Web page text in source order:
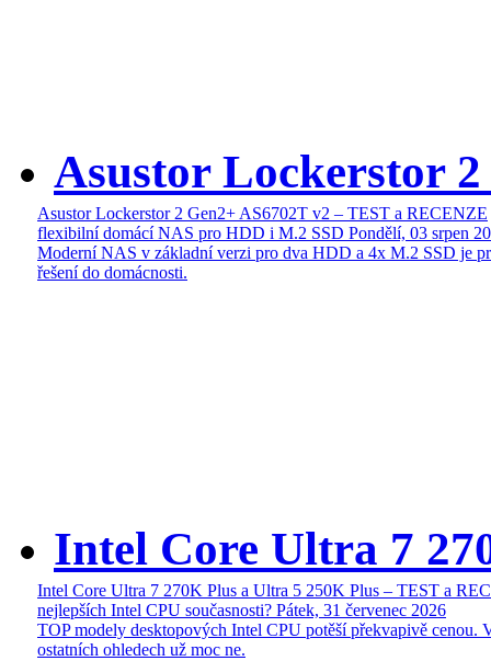
Asustor Lockerstor
Asustor Lockerstor 2 Gen2+ AS6702T v2 – TEST a RECENZE
flexibilní domácí NAS pro HDD i M.2 SSD Pondělí, 03 srpen
Moderní NAS v základní verzi pro dva HDD a 4x M.2 SSD je
řešení do domácnosti.
Intel Core Ultra 7
Intel Core Ultra 7 270K Plus a Ultra 5 250K Plus – TEST a
nejlepších Intel CPU současnosti? Pátek, 31 červenec 2026
TOP modely desktopových Intel CPU potěší překvapivě cenou.
ostatních ohledech už moc ne.